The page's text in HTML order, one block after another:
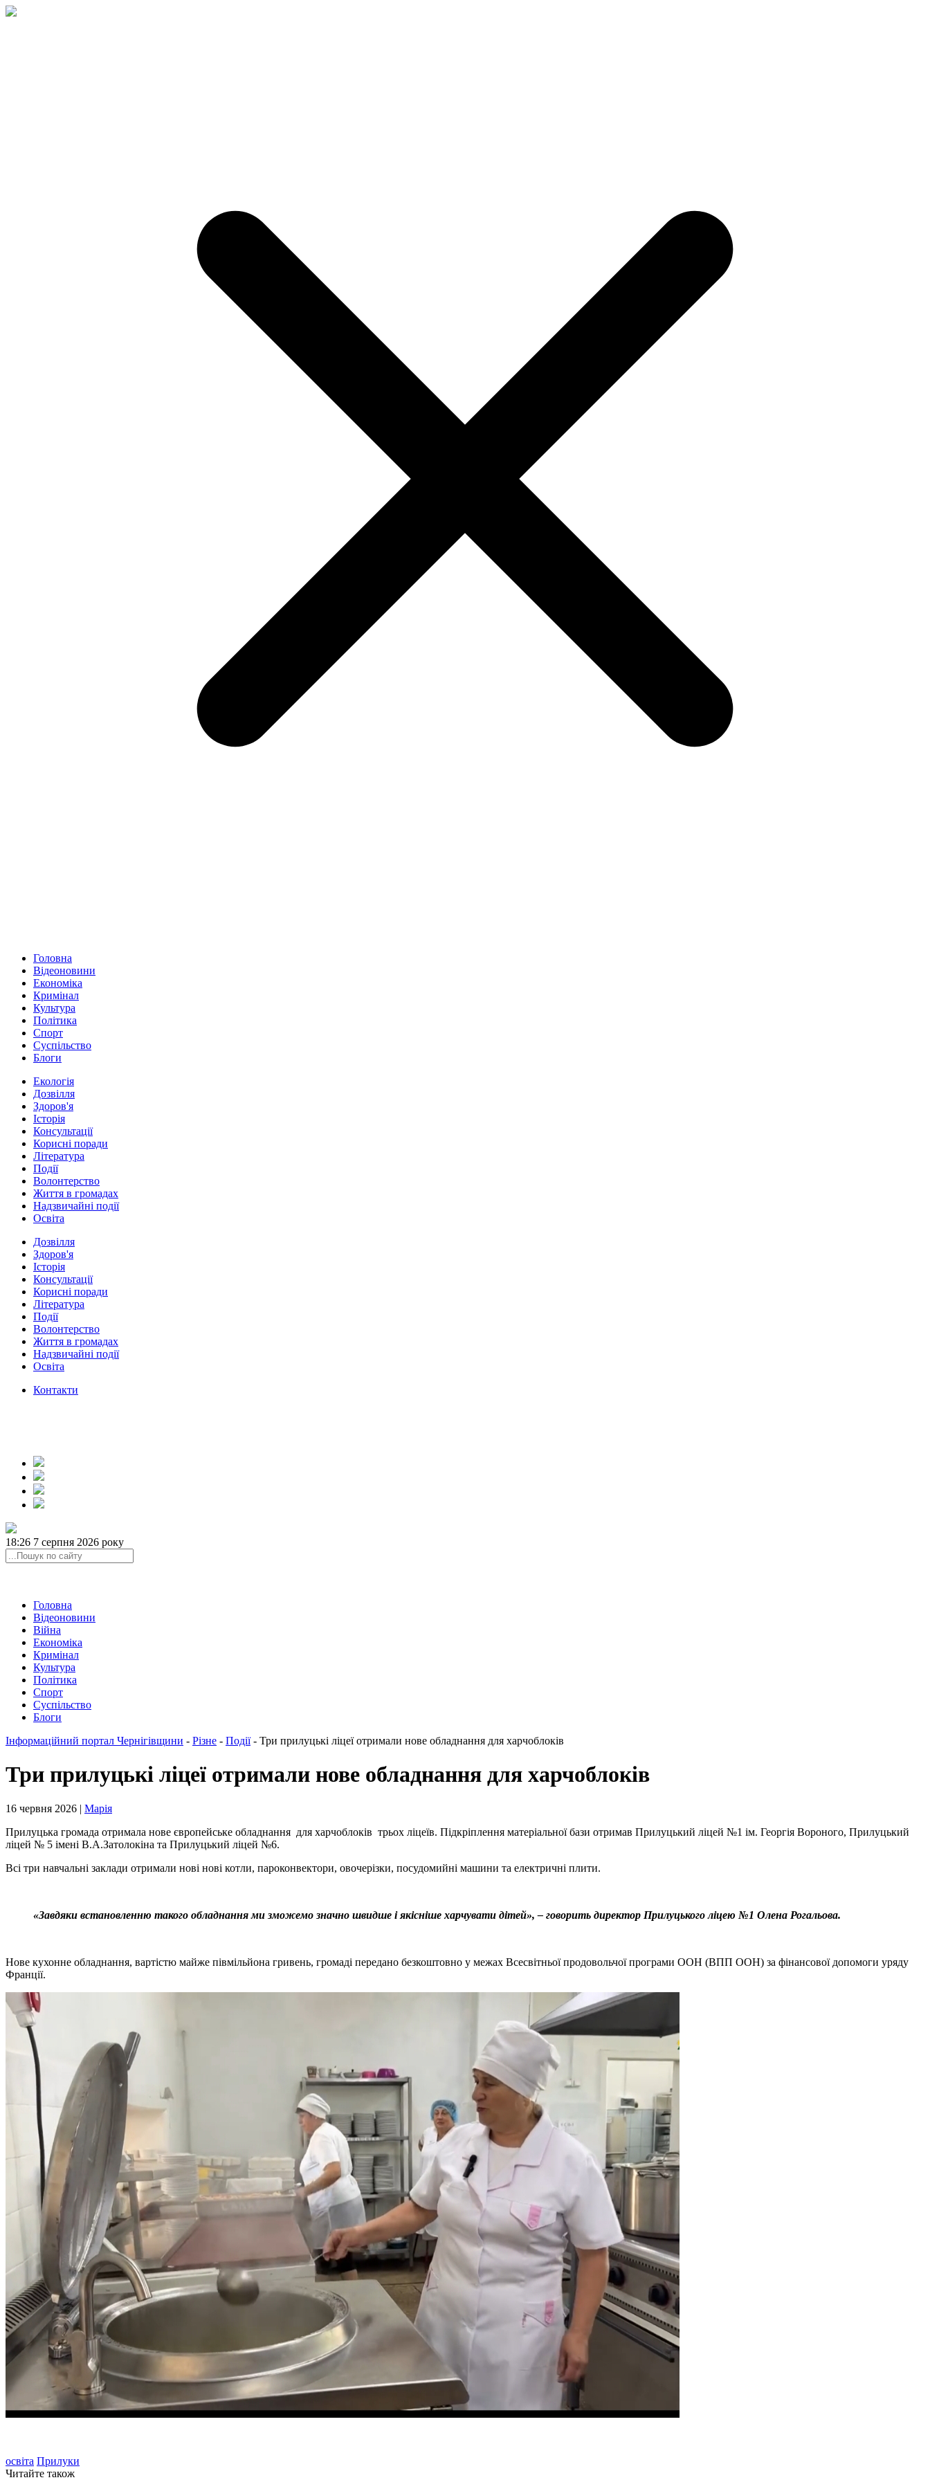
Головна
Відеоновини
Економіка
Кримінал
Культура
Політика
Спорт
Суспільство
Блоги
Екологія
Дозвілля
Здоров'я
Історія
Консультації
Корисні поради
Література
Події
Волонтерство
Життя в громадах
Надзвичайні події
Освіта
Дозвілля
Здоров'я
Історія
Консультації
Корисні поради
Література
Події
Волонтерство
Життя в громадах
Надзвичайні події
Освіта
Контакти
18:26 7 серпня 2026 року
Головна
Відеоновини
Війна
Економіка
Кримінал
Культура
Політика
Спорт
Суспільство
Блоги
Інформаційний портал Чернігівщини - Різне - Події- Три прилуцькі ліцеї отримали нове обладнання для харчоблоків
Три прилуцькі ліцеї отримали нове обладнання для харчоблоків
16 червня 2026 | Марія
Прилуцька громада отримала нове європейське обладнання для харчоблоків трьох ліцеїв. Підкріплення матеріальної бази отримав Прилуцький ліцей №1 ім. Георгія Вороного, Прилуцький
ліцей № 5 імені В.А.Затолокіна та Прилуцький ліцей №6.
Всі три навчальні заклади отримали нові нові котли, пароконвектори, овочерізки, посудомийні машини та електричні плити.
«Завдяки встановленню такого обладнання ми зможемо значно швидше і якісніше харчувати дітей», – говорить директор Прилуцького ліцею №1 Олена Рогальова.
Нове кухонне обладнання, вартістю майже півмільйона гривень, громаді передано безкоштовно у межах Всесвітньої продовольчої програми ООН (ВПП ООН) за фінансової допомоги уряду
Франції.
освіта Прилуки
Читайте також